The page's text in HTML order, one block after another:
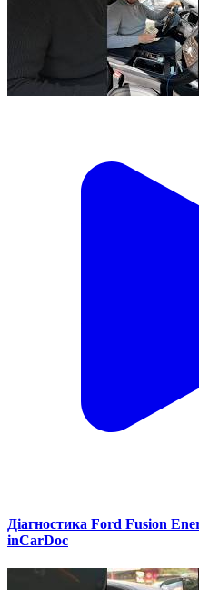
Діагностика Ford Fusion
inCarDoc